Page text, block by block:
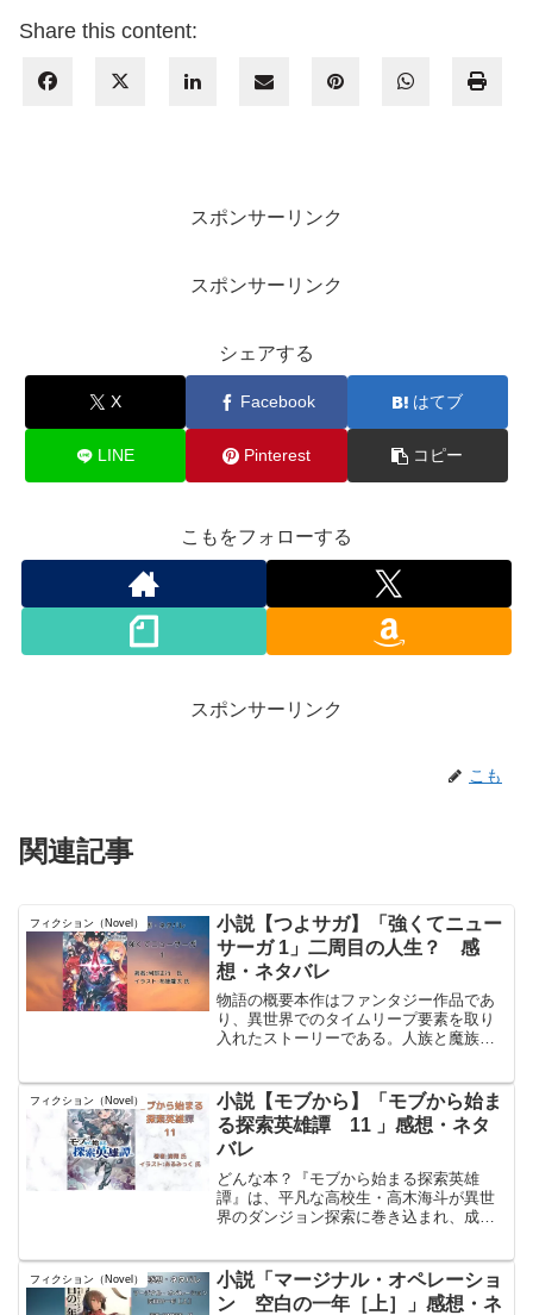
Share this content:
スポンサーリンク
スポンサーリンク
シェアする
X Facebook はてブ
LINE Pinterest コピー
こもをフォローする
スポンサーリンク
こも
関連記事
フィクション（Novel）
小説【つよサガ】「強くてニュー
サーガ 1」二周目の人生？ 感
想・ネタバレ
物語の概要本作はファンタジー作品であ
り、異世界でのタイムリープ要素を取り
入れたストーリーである。人族と魔族の
の際、紅い宝石に包まれて意識を失い、
気づくと4年前の過去に戻...
フィクション（Novel）
小説【モブから】「モブから始ま
る探索英雄譚 11 」感想・ネタ
バレ
どんな本？『モブから始まる探索英雄
譚』は、平凡な高校生・高木海斗が異世
界のダンジョン探索に巻き込まれ、成長
新たなダンジョンに挑み、未知の試練や
敵と対峙しながら、絆を深...
フィクション（Novel）
小説「マージナル・オペレーショ
ン 空白の一年［上］」感想・ネ